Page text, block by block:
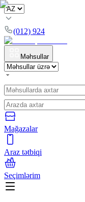
(012) 924
Məhsullar
Mağazalar
Araz tətbiqi
Seçimlərim